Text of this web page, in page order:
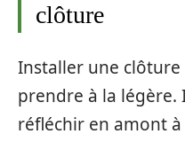
clôture
Installer une clôture
prendre à la
réfléchir en amont